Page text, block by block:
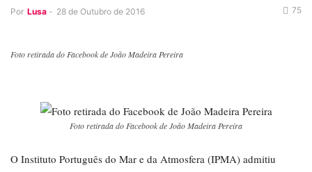
Por Lusa - 28 de Outubro de 2016 75
Foto retirada do Facebook de João Madeira Pereira
Foto retirada do Facebook de João Madeira Pereira
O Instituto Português do Mar e da Atmosfera (IPMA) admitiu